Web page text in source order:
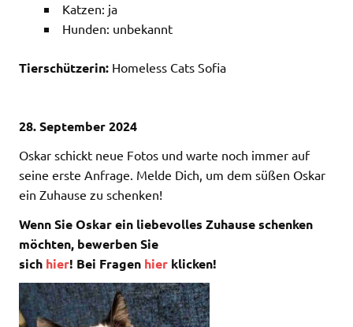
Katzen: ja
Hunden: unbekannt
Tierschützerin: Homeless Cats Sofia
28. September 2024
Oskar schickt neue Fotos und warte noch immer auf
seine erste Anfrage. Melde Dich, um dem süßen Oskar
ein Zuhause zu schenken!
Wenn Sie Oskar ein liebevolles Zuhause schenken
möchten, bewerben Sie
sich hier! Bei Fragen hier klicken!